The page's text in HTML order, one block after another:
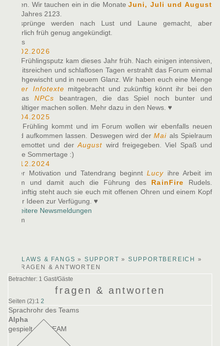
Leben. Wir tauchen ein in die MonateJuni, Juli und August
des Jahres 2123.
Zeitsprünge werden nach Lust und Laune gemacht, aber
natürlich früh genug angekündigt.
News
10.02.2026
Der Frühlingsputz kam dieses Jahr früh. Nach einigen intensiven,
arbeitsreichen und schlaflosen Tagen erstrahlt das Forum einmal
durchgewischt und in neuem Glanz. Wir haben euch eine Menge
neuer Infotexte mitgebracht und zukünftig könnt ihr bei den
Alphas NPCs beantragen, die das Spiel noch bunter und
vielfältiger machen sollen. Mehr dazu in den News. ♥
27.04.2025
Der Frühling kommt und im Forum wollen wir ebenfalls neuen
Wind aufkommen lassen. Deswegen wird derMai als Spielraum
eingemottet und derAugust wird freigegeben. Viel Spaß und
heiße Sommertage :)
07.12.2024
Voller Motivation und Tatendrang beginnt Lucy ihre Arbeit im
Team und damit auch die Führung des RainFire Rudels.
Zukünftig steht auch sie euch mit offenen Ohren und einem Kopf
voller Ideen zur Verfügung. ♥
» Weitere Newsmeldungen
Team
CLAWS & FANGS » SUPPORT » SUPPORTBEREICH
»
FRAGEN & ANTWORTEN
Betrachter: 1 Gast/Gäste
fragen & antworten
Seiten (2):1 2
Sprachrohr des Teams
Alpha
gespielt von TEAM